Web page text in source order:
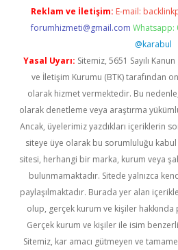
Reklam ve İletişim: E-mail:
forumhizmeti@gmail.com Whatsapp:
@karabul
Yasal Uyarı: Sitemiz, 5651 Sayılı
ve İletişim Kurumu (BTK) tarafından
olarak hizmet vermektedir. Bu
olarak denetleme veya araştırma
Ancak, üyelerimiz yazdıkları içeriklerin
siteye üye olarak bu sorumluluğu kabul
sitesi, herhangi bir marka, kurum veya
bulunmamaktadır. Sitede yalnızca
paylaşılmaktadır. Burada yer alan
olup, gerçek kurum ve kişiler hakkında
Gerçek kurum ve kişiler ile isim
Sitemiz, kar amacı gütmeyen ve